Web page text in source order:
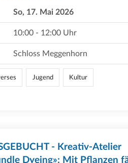
So, 17. Mai 2026
10:00 - 12:00 Uhr
Schloss Meggenhorn
Jugend Kultur
- Kreativ-Atelier
Dyeing»: Mit Pflanzen